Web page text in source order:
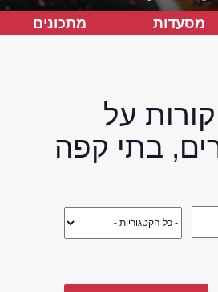
מסעדות מתכונים
על
בתי קפה